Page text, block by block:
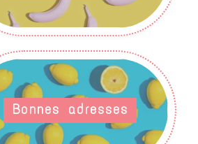
Bonnes adresses